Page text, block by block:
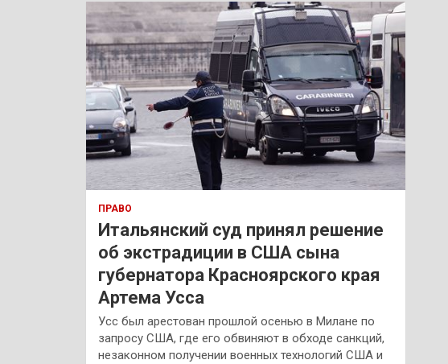
к
ПРАВО
Итальянский суд принял решение
об экстрадиции в США сына
губернатора Красноярского края
Артема Усса
Усс был арестован прошлой осенью в Милане по
запросу США, где его обвиняют в обходе санкций,
незаконном получении военных технологий США и